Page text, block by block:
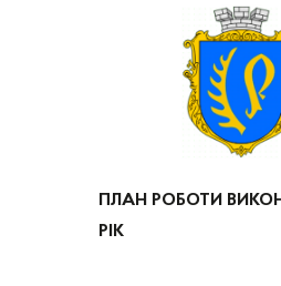
ПЛАН РОБОТИ
РІК